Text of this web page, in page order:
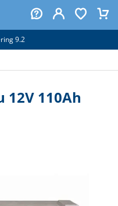
9.2
12V 110Ah